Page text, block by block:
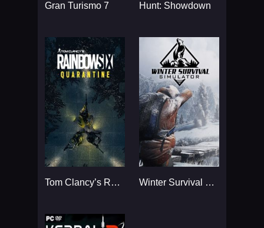
Gran Turismo 7 Hunt: Showdown
Tom Clancy’s Rainbow Six Winter Survival Simulator